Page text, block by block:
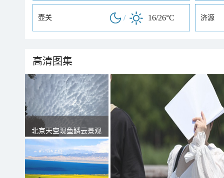
壶关 / 16/26°C 济源
高清图集
北京天空现鱼鳞云景观